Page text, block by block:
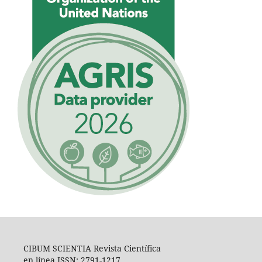
CIBUM SCIENTIA Revista Científica